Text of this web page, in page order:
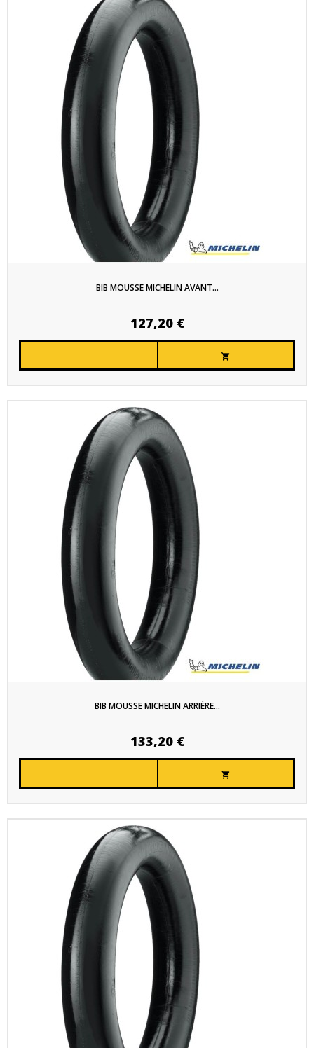
BIB MOUSSE MICHELIN AVANT...
127,20 €

BIB MOUSSE MICHELIN ARRIÈRE...
133,20 €
